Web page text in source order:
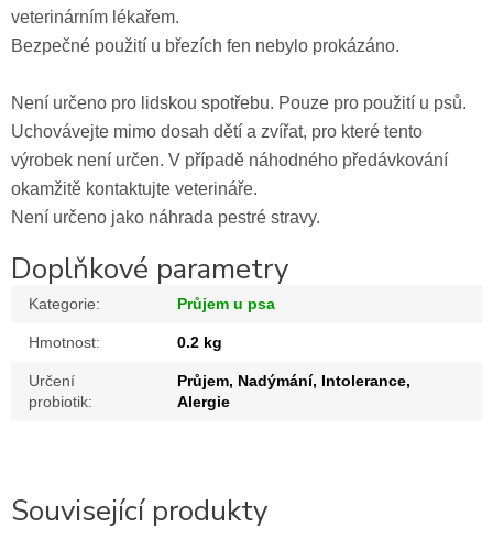
Související produkty
veterinárním lékařem.
Bezpečné použití u březích fen nebylo prokázáno.
Není určeno pro lidskou spotřebu. Pouze pro použití u psů.
Uchovávejte mimo dosah dětí a zvířat, pro které tento
výrobek není určen. V případě náhodného předávkování
okamžitě kontaktujte veterináře.
Není určeno jako náhrada pestré stravy.
Doplňkové parametry
Kategorie: Průjem u psa
Hmotnost: 0.2 kg
Určení
probiotik:
Průjem, Nadýmání, Intolerance,
Alergie